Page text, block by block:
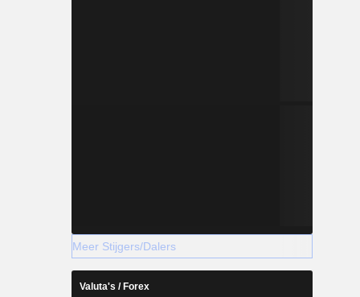
Meer Stijgers/Dalers
Valuta's / Forex